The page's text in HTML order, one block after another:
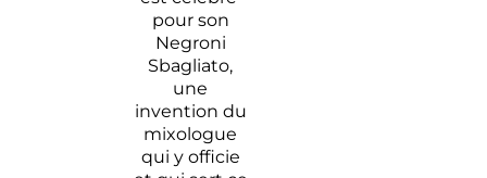
pour son
Negroni
Sbagliato,
une
invention du
mixologue
qui y officie